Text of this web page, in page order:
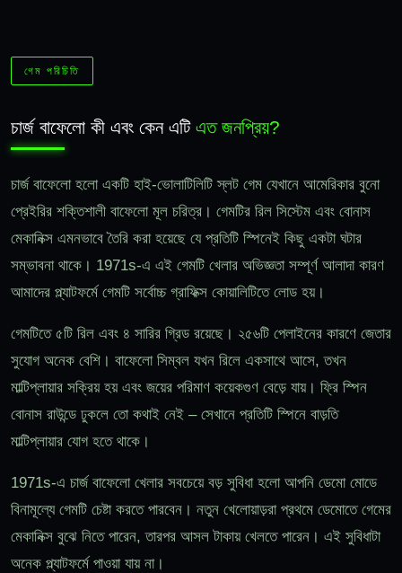
গেম পরিচিতি
চার্জ বাফেলো কী এবং কেন এটি এত জনপ্রিয়?
চার্জ বাফেলো হলো একটি হাই-ভোলাটিলিটি স্লট গেম যেখানে আমেরিকার বুনো
প্রেইরির শক্তিশালী বাফেলো মূল চরিত্র। গেমটির রিল সিস্টেম এবং বোনাস
মেকানিক্স এমনভাবে তৈরি করা হয়েছে যে প্রতিটি স্পিনেই কিছু একটা ঘটার
সম্ভাবনা থাকে। 1971s-এ এই গেমটি খেলার অভিজ্ঞতা সম্পূর্ণ আলাদা কারণ
আমাদের প্ল্যাটফর্মে গেমটি সর্বোচ্চ গ্রাফিক্স কোয়ালিটিতে লোড হয়।
গেমটিতে ৫টি রিল এবং ৪ সারির গ্রিড রয়েছে। ২৫৬টি পেলাইনের কারণে জেতার
সুযোগ অনেক বেশি। বাফেলো সিম্বল যখন রিলে একসাথে আসে, তখন
মাল্টিপ্লায়ার সক্রিয় হয় এবং জয়ের পরিমাণ কয়েকগুণ বেড়ে যায়। ফ্রি স্পিন
বোনাস রাউন্ডে ঢুকলে তো কথাই নেই – সেখানে প্রতিটি স্পিনে বাড়তি
মাল্টিপ্লায়ার যোগ হতে থাকে।
1971s-এ চার্জ বাফেলো খেলার সবচেয়ে বড় সুবিধা হলো আপনি ডেমো মোডে
বিনামূল্যে গেমটি চেষ্টা করতে পারবেন। নতুন খেলোয়াড়রা প্রথমে ডেমোতে গেমের
মেকানিক্স বুঝে নিতে পারেন, তারপর আসল টাকায় খেলতে পারেন। এই সুবিধাটা
অনেক প্ল্যাটফর্মে পাওয়া যায় না।